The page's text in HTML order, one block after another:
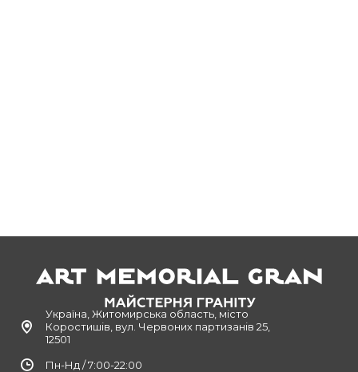
Україна, Житомирська область, місто
Коростишів, вул. Червоних партизанів 25,
12501
Пн-Нд / 7:00-22:00